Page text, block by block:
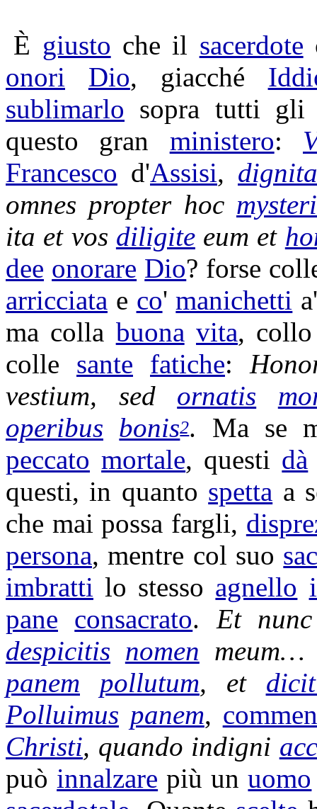
È giusto che il sacerdote
onori
Dio, giacché
sublimarlo sopra tutti
questo gran ministero:
Francesco d'Assisi,
omnes propter hoc
ita et vos diligiteeum et
dee onorare Dio? forse
arricciata e co'manichetti
ma colla buona vita,
colle sante fatiche:
vestium, sed ornatis
operibus bonis2. Ma se
peccato mortale, questi dà
questi, in quanto spetta a
che mai possa fargli,
persona, mentre col suo
imbratti lo stesso agnello
pane consacrato. Et
despicitis nomen
panem
pollutum, et
Polluimus panem,
Christi, quando indigni
può innalzare più unuomo